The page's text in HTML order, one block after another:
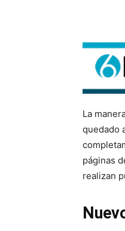
La
quedado
páginas
realizan